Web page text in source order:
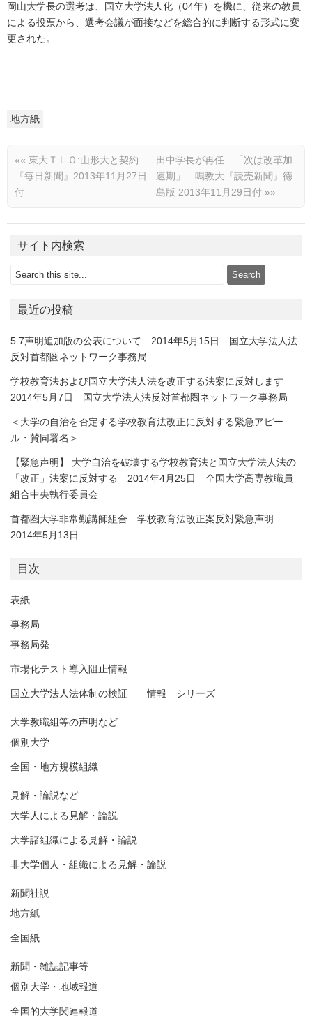
岡山大学長の選考は、国立大学法人化（04年）を機に、従来の教員
による投票から、選考会議が面接などを総合的に判断する形式に変
更された。
地方紙
«« 東大ＴＬＯ:山形大と契約
『毎日新聞』2013年11月27日
付
田中学長が再任 「次は改革加
速期」 鳴教大『読売新聞』徳
島版 2013年11月29日付 »»
サイト内検索
最近の投稿
5.7声明追加版の公表について 2014年5月15日 国立大学法人法
反対首都圏ネットワーク事務局
学校教育法および国立大学法人法を改正する法案に反対します
2014年5月7日 国立大学法人法反対首都圏ネットワーク事務局
＜大学の自治を否定する学校教育法改正に反対する緊急アピー
ル・賛同署名＞
【緊急声明】 大学自治を破壊する学校教育法と国立大学法人法の
「改正」法案に反対する 2014年4月25日 全国大学高専教職員
組合中央執行委員会
首都圏大学非常勤講師組合 学校教育法改正案反対緊急声明
2014年5月13日
目次
表紙
事務局
事務局発
市場化テスト導入阻止情報
国立大学法人法体制の検証 情報 シリーズ
大学教職組等の声明など
個別大学
全国・地方規模組織
見解・論説など
大学人による見解・論説
大学諸組織による見解・論説
非大学個人・組織による見解・論説
新聞社説
地方紙
全国紙
新聞・雑誌記事等
個別大学・地域報道
全国的大学関連報道